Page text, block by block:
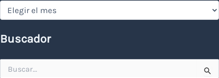
Hemeroteca
Buscador
por: